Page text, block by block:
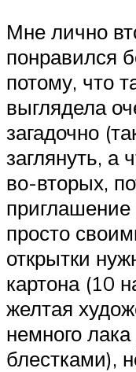
Мне лично
понравился
потому, что
выглядела
загадочно
заглянуть, а
во-вторых,
приглашение
просто
открытки
картона (10
желтая
немного
блестками),